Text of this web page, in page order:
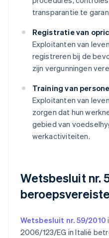
transparantie te
Registratie van
Exploitanten van
registreren bij de
zijn vergunningen
Training van
Exploitanten van
zorgen dat hun
gebied van
werkactiviteiten.
Wetsbesluit nr.
Wetsbesluit nr. 59/2010
2006/123/EG in Italië